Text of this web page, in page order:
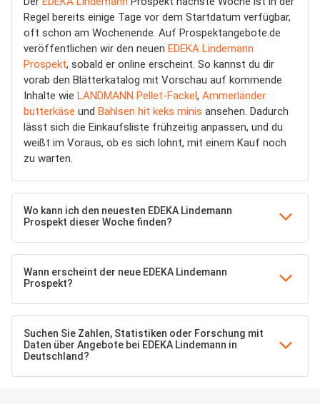
Regel bereits einige Tage vor dem Startdatum verfügbar,
oft schon am Wochenende. Auf Prospektangebote.de
veröffentlichen wir den neuen EDEKA Lindemann
Prospekt, sobald er online erscheint. So kannst du dir
vorab den Blätterkatalog mit Vorschau auf kommende
Inhalte wie LANDMANN Pellet-Fackel, Ammerländer
butterkäse und Bahlsen hit keks minis ansehen. Dadurch
lässt sich die Einkaufsliste frühzeitig anpassen, und du
weißt im Voraus, ob es sich lohnt, mit einem Kauf noch
zu warten.
Wo kann ich den neuesten EDEKA Lindemann
Prospekt dieser Woche finden?
Wann erscheint der neue EDEKA Lindemann
Prospekt?
Suchen Sie Zahlen, Statistiken oder Forschung mit
Daten über Angebote bei EDEKA Lindemann in
Deutschland?